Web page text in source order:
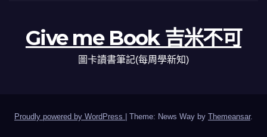
Give me Book 吉米不可
圖卡讀書筆記(每周學新知)
Proudly powered by WordPress | Theme: News Way by Themeansar.